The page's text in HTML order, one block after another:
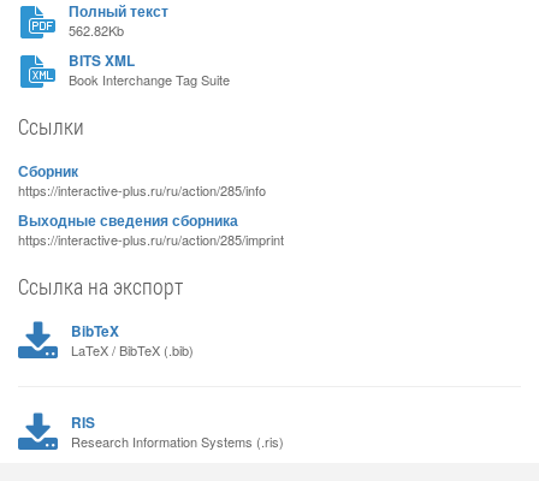
Полный текст
562.82Kb
BITS XML
Book Interchange Tag Suite
Ссылки
Сборник
https://interactive-plus.ru/ru/action/285/info
Выходные сведения сборника
https://interactive-plus.ru/ru/action/285/imprint
Ссылка на экспорт
BibTeX
LaTeX / BibTeX (.bib)
RIS
Research Information Systems (.ris)